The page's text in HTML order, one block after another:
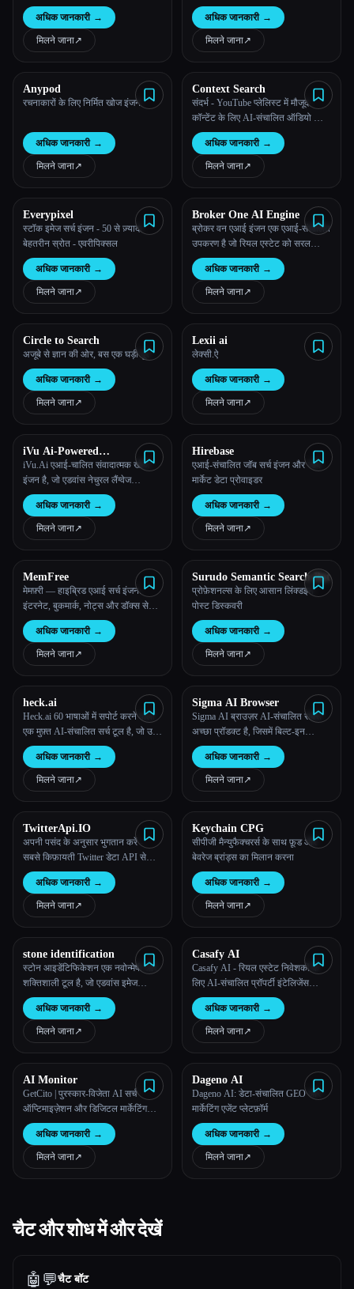
प्रश्नों के सटीक उत्तर देता है।
अधिक जानकारी →
मिलने जाना↗︎
अधिक जानकारी →
मिलने जाना↗︎
Anypod
रचनाकारों के लिए निर्मित खोज इंजन
अधिक जानकारी →
मिलने जाना↗︎
Context Search
संदर्भ - YouTube प्लेलिस्ट में मौजूद
कॉन्टेंट के लिए AI-संचालित ऑडियो और
वीडियो खोजें।
अधिक जानकारी →
मिलने जाना↗︎
Everypixel
स्टॉक इमेज सर्च इंजन - 50 से ज़्यादा
बेहतरीन स्रोत - एवरीपिक्सल
अधिक जानकारी →
मिलने जाना↗︎
Broker One AI Engine
ब्रोकर वन एआई इंजन एक एआई-संचालित
उपकरण है जो रियल एस्टेट को सरल
बनाता है।
अधिक जानकारी →
मिलने जाना↗︎
Circle to Search
अजूबे से ज्ञान की ओर, बस एक घड़ी दूर
अधिक जानकारी →
मिलने जाना↗︎
Lexii ai
लेक्सी.ऐ
अधिक जानकारी →
मिलने जाना↗︎
iVu Ai-Powered
Conversational Search
Engine
iVu.Ai एआई-चालित संवादात्मक खोज
इंजन है, जो एडवांस नेचुरल लैंग्वेज
प्रोसेसिंग (एनएलपी) और मशीन लर्निंग
एल्गोरिदम का इस्तेमाल करके सटीक और
विस्तृत उत्तर देता है।
अधिक जानकारी →
मिलने जाना↗︎
Hirebase
एआई-संचालित जॉब सर्च इंजन और जॉब
मार्केट डेटा प्रोवाइडर
अधिक जानकारी →
मिलने जाना↗︎
MemFree
मेमफ़्री — हाइब्रिड एआई सर्च इंजन:
इंटरनेट, बुकमार्क, नोट्स और डॉक्स से
तुरंत सटीक उत्तर पाओ
अधिक जानकारी →
मिलने जाना↗︎
Surudo Semantic Search Bot
प्रोफ़ेशनल्स के लिए आसान लिंक्डइन
पोस्ट डिस्कवरी
अधिक जानकारी →
मिलने जाना↗︎
heck.ai
Heck.ai 60 भाषाओं में सपोर्ट करने वाला
एक मुफ़्त AI-संचालित सर्च टूल है, जो उच्च
गुणवत्ता वाली बहुभाषी जानकारी के लिए
लिंक पढ़ने, दस्तावेज़ विश्लेषण और
तुलनात्मक खोज जैसी सुविधाएँ प्रदान
करता है।
अधिक जानकारी →
मिलने जाना↗︎
Sigma AI Browser
Sigma AI ब्राउज़र AI-संचालित सबसे
अच्छा प्रॉडक्ट है, जिसमें बिल्ट-इन
SigmaGPT तकनीक शामिल है। इसकी
मदद से लोग AI से बात कर सकते हैं, इमेज
बना सकते हैं, लेखों को सारांशित कर
सकते हैं। सब एक ही ब्राउज़र में।
अधिक जानकारी →
मिलने जाना↗︎
TwitterApi.IO
अपनी पसंद के अनुसार भुगतान करें -
सबसे किफ़ायती Twitter डेटा API सेवा,
जिसमें रियल-टाइम ऐक्सेस है और किसी
प्रमाणीकरण की आवश्यकता नहीं है
अधिक जानकारी →
मिलने जाना↗︎
Keychain CPG
सीपीजी मैन्युफैक्चरर्स के साथ फ़ूड और
बेवरेज ब्रांड्स का मिलान करना
अधिक जानकारी →
मिलने जाना↗︎
stone identification
स्टोन आइडेंटिफिकेशन एक नवोन्मेषी और
शक्तिशाली टूल है, जो एडवांस इमेज
रिकग्निशन एल्गोरिदम का इस्तेमाल करता
है
अधिक जानकारी →
मिलने जाना↗︎
Casafy AI
Casafy AI - रियल एस्टेट निवेशकों के
लिए AI-संचालित प्रॉपर्टी इंटेलिजेंस
प्लेटफ़ॉर्म
अधिक जानकारी →
मिलने जाना↗︎
AI Monitor
GetCito | पुरस्कार-विजेता AI सर्च
ऑप्टिमाइज़ेशन और डिजिटल मार्केटिंग
एजेंसी
अधिक जानकारी →
मिलने जाना↗︎
Dageno AI
Dageno AI: डेटा-संचालित GEO और
मार्केटिंग एजेंट प्लेटफ़ॉर्म
अधिक जानकारी →
मिलने जाना↗︎
चैट और शोध में और देखें
🤖💬चैट बॉट